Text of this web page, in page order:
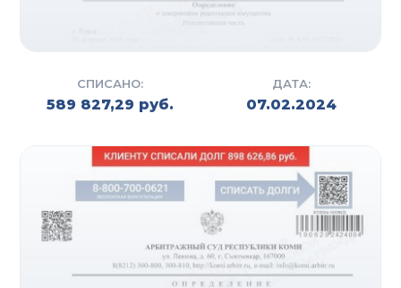
СПИСАНО:
589 827,29 руб.
ДАТА:
07.02.2024